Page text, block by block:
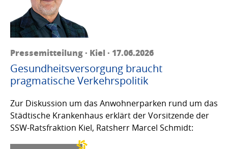
Pressemitteilung · Kiel · 17.06.2026
Gesundheitsversorgung braucht
pragmatische Verkehrspolitik
Zur Diskussion um das Anwohnerparken rund um das
Städtische Krankenhaus erklärt der Vorsitzende der
SSW-Ratsfraktion Kiel, Ratsherr Marcel Schmidt: